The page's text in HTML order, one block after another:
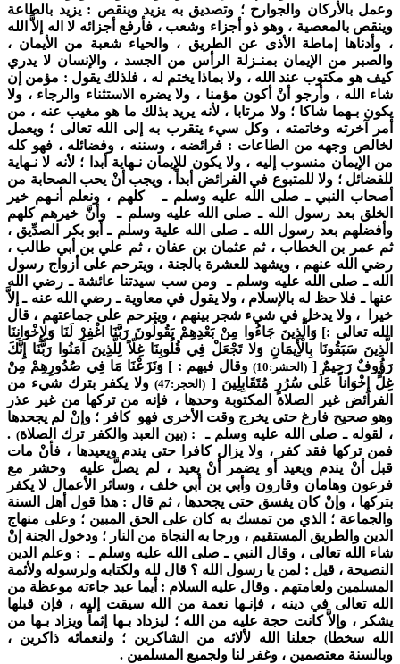
وعمل بالأركان والجوارح ؛ وتصديق به يزيد وينقص : يزيد بالطاعة
وينقص بالمعصية ، وهو ذو أجزاء وشعب ، فأرفع أجزائه لا اله إلاَّ الله
، وأدناها إماطة الأذى عن الطريق ، والحياء شعبة من الأيمان ،
والصبر من الإيمان بمنـزلة الرأس من الجسد ، والإنسان لا يدري
كيف هو مكتوب عند الله ، ولا بماذا يختم له ، فلذلك يقول : مؤمن إن
شاء الله ، وأرجو أنْ أكون مؤمنا ، ولا يضره الاستثناء والرجاء ، ولا
يكون بـهما شاكا ؛ ولا مرتابا ، لأنه يريد بذلك ما هو مغيب عنه ، من
أمر آخرته وخاتمته ، وكل سيء يتقرب به إلى الله تعالى ؛ ويعمل
لخالص وجهه من الطاعات : فرائضه ، وسننه ، وفضائله ، فهو كله
من الإيمان منسوب إليه ، ولا يكون للإيمان نـهاية أبدا ؛ لأنه لا نـهاية
للفضائل ؛ ولا للمتبوع في الفرائض أبداً ، ويجب أنْ يحب الصحابة من
أصحاب النبي ـ صلى الله عليه وسلم ـ كلهم ، ونعلم أنـهم خير
الخلق بعد رسول الله ـ صلى الله عليه وسلم ـ وأنَّ خيرهم كلهم
وأفضلهم بعد رسول الله ـ صلى الله علية وسلم ـ أبو بكر الصدِّيق ،
ثم عمر بن الخطاب ، ثم عثمان بن عفان ، ثم علي بن أبي طالب ،
رضي الله عنهم ، ويشهد للعشرة بالجنة ، ويترحم على أزواج رسول
الله ـ صلى الله عليه وسلم ـ ومن سب سيدتنا عائشة ـ رضي الله
عنها ـ فلا حظ له بالإسلام ، ولا يقول في معاوية ـ رضي الله عنه ـ إلاَّ
خيرا ، ولا يدخل في شيء شجر بينهم ، ويترحم على جماعتهم ، قال
الله تعالى :] وَالَّذِينَ جَاءُوا مِنْ بَعْدِهِمْ يَقُولُونَ رَبَّنَا اغْفِرْ لَنَا وَلِإِخْوَانِنَا
الَّذِينَ سَبَقُونَا بِالْأِيمَانِ وَلا تَجْعَلْ فِي قُلُوبِنَا غِلّاً لِلَّذِينَ آمَنُوا رَبَّنَا إِنَّكَ
رَؤُوفٌ رَحِيمٌ [ (الحشر:10)
وقال فيهم : ] وَنَزَعْنَا مَا فِي صُدُورِهِمْ مِنْ
غِلٍّ إِخْوَاناً عَلَى سُرُرٍ مُتَقَابِلِينَ [ (الحجر:47)
ولا يكفر بترك شيء من
الفرائض غير الصلاة المكتوبة وحدها ، فإنه من تركها من غير عذر
وهو صحيح فارغ حتى يخرج وقت الأخرى فهو كافر ؛ وإنْ لم يجحدها
، لقوله ـ صلى الله عليه وسلم ـ : (بين العبد والكفر ترك الصلاة)
.
فمن تركها فقد كفر ، ولا يزال كافرا حتى يندم ويعيدها ، فأنْ مات
قبل أنْ يندم ويعيد أو يضمر أنْ يعيد ، لم يصلَّ عليه وحشر مع
فرعون وهامان وقارون وأبي بن أبي خلف ، وسائر الأعمال لا يكفر
بتركها ، وإنْ كان يفسق حتى يجحدها ، ثم قال : هذا قول أهل السنة
والجماعة ؛ الذي من تمسك به كان على الحق المبين ؛ وعلى منهاج
الدين والطريق المستقيم ، ورجا به النجاة من النار ؛ ودخول الجنة إنْ
شاء الله تعالى ، وقال النبي ـ صلى الله عليه وسلم ـ : وعلم الدين
النصيحة ، قيل : لمن يا رسول الله ؟ قال لله ولكتابه ولرسوله ولأئمة
المسلمين ولعامتهم . وقال عليه السلام : أيما عبد جاءته موعظة من
الله تعالى في دينه ، فإنـها نعمة من الله سيقت إليه ، فإن قبلها
يشكر ، وإلاَّ كانت حجة عليه من الله ؛ ليزداد بـها إثماً ويزاد بـها من
الله سخطا)جعلنا الله لألائه من الشاكرين ؛ ولنعمائه ذاكرين ،
وبالسنة معتصمين ، وغفر لنا ولجميع المسلمين .